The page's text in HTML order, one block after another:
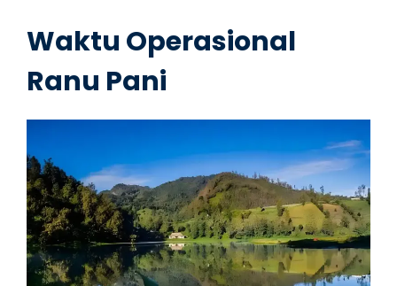
Waktu Operasional
Ranu Pani